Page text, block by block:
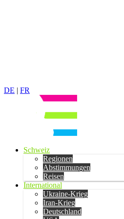
DE | FR
Schweiz
Regionen
Abstimmungen
Reisen
International
Ukraine-Krieg
Iran-Krieg
Deutschland